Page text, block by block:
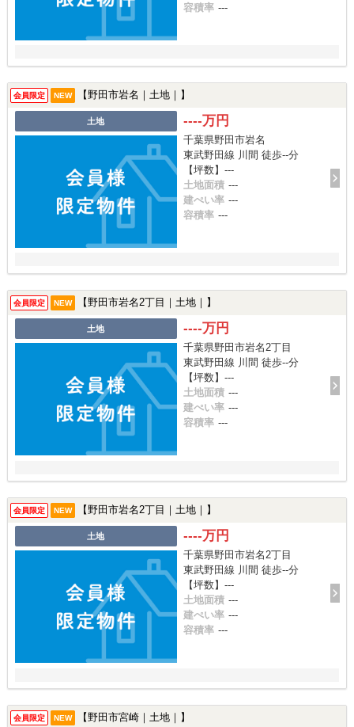
容積率 ---
会員限定 NEW 【野田市岩名｜土地｜】
土地 ----万円
千葉県野田市岩名
東武野田線 川間 徒歩--分
【坪数】---
土地面積 ---
建ぺい率 ---
容積率 ---
会員限定 NEW 【野田市岩名2丁目｜土地｜】
土地 ----万円
千葉県野田市岩名2丁目
東武野田線 川間 徒歩--分
【坪数】---
土地面積 ---
建ぺい率 ---
容積率 ---
会員限定 NEW 【野田市岩名2丁目｜土地｜】
土地 ----万円
千葉県野田市岩名2丁目
東武野田線 川間 徒歩--分
【坪数】---
土地面積 ---
建ぺい率 ---
容積率 ---
会員限定 NEW 【野田市宮崎｜土地｜】